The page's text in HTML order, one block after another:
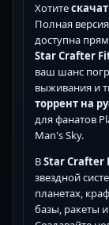
Хотите
Полная
доступна
Star Crafter
ваш шанс
выживания и
торрент на
для фанатов
Man's Sky.
ВStar Crafter
звездной
планетах,
базы, ракеты